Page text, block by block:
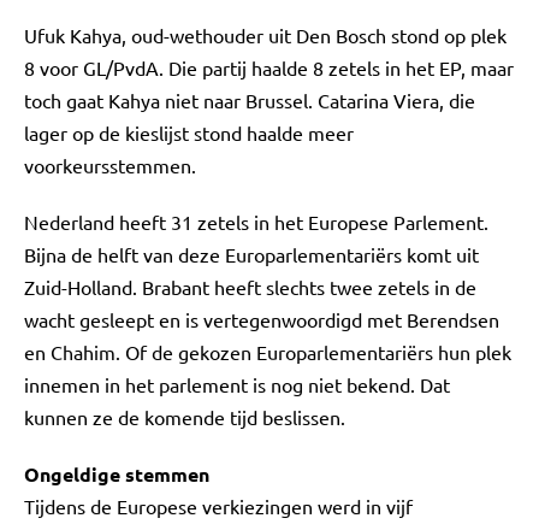
Ufuk Kahya, oud-wethouder uit Den Bosch stond op plek
8 voor GL/PvdA. Die partij haalde 8 zetels in het EP, maar
toch gaat Kahya niet naar Brussel. Catarina Viera, die
lager op de kieslijst stond haalde meer
voorkeursstemmen.
Nederland heeft 31 zetels in het Europese Parlement.
Bijna de helft van deze Europarlementariërs komt uit
Zuid-Holland. Brabant heeft slechts twee zetels in de
wacht gesleept en is vertegenwoordigd met Berendsen
en Chahim. Of de gekozen Europarlementariërs hun plek
innemen in het parlement is nog niet bekend. Dat
kunnen ze de komende tijd beslissen.
Ongeldige stemmen
Tijdens de Europese verkiezingen werd in vijf